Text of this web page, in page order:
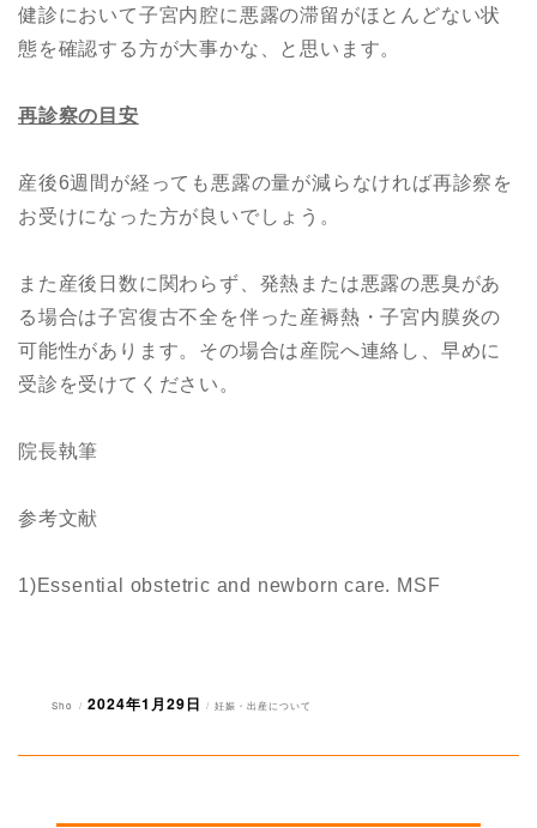
健診において子宮内腔に悪露の滞留がほとんどない状
態を確認する方が大事かな、と思います。
再診察の目安
産後6週間が経っても悪露の量が減らなければ再診察を
お受けになった方が良いでしょう。
また産後日数に関わらず、発熱または悪露の悪臭があ
る場合は子宮復古不全を伴った産褥熱・子宮内膜炎の
可能性があります。その場合は産院へ連絡し、早めに
受診を受けてください。
院長執筆
参考文献
1)Essential obstetric and newborn care. MSF
投
Sho
投
2024年1月29日
カ
妊娠・出産について